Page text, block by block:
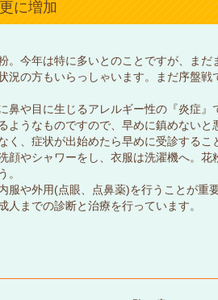
に増加
。今年は特に多いとのことですが、まだ
況の方もいらっしゃいます。まだ序盤
鼻や目に生じるアレルギー性の『炎症
ようなものですので、早めに鎮めない
く、症状が出始めたら早めに受診するこ
顔やシャワーをし、衣服は洗濯機へ。
。
服や外用(点眼、点鼻薬)を行うことが重要
人までの診断と治療を行っています。